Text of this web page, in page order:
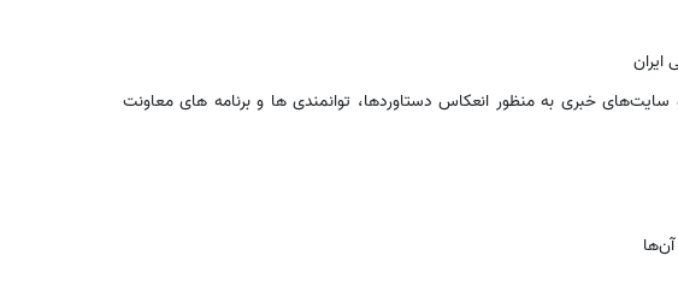
خبری به منظور انعکاس دستاوردها، توانمندی ها و برنامه های معاونت